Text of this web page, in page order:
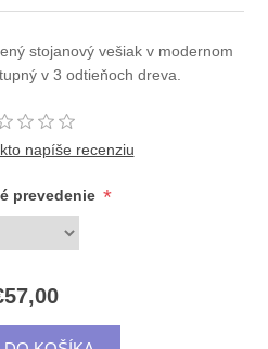
stojanový vešiak v modernom
v 3 odtieňoch dreva.
napíše recenziu
prevedenie *